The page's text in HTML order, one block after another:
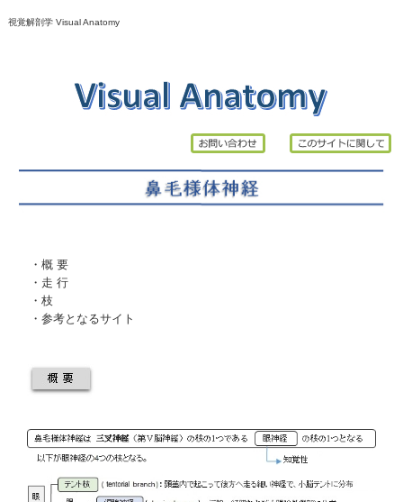
視覚解剖学 Visual Anatomy
・ 概 要
・ 走 行
・ 枝
・ 参考となるサイト